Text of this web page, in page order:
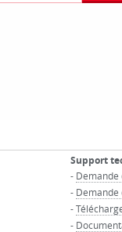
Support
-
- Demande
-
-